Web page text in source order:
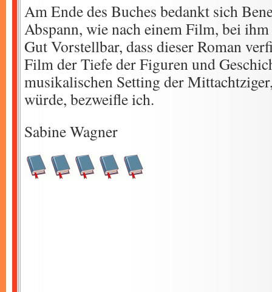
Am Ende des Buches bedankt sich
Abspann, wie nach einem Film, bei
Gut Vorstellbar, dass dieser Roman
Film der Tiefe der Figuren und
musikalischen Setting der
würde, bezweifle ich.
Sabine Wagner